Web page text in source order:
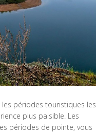
les périodes touristiques les
plus paisible. Les
périodes de pointe, vous